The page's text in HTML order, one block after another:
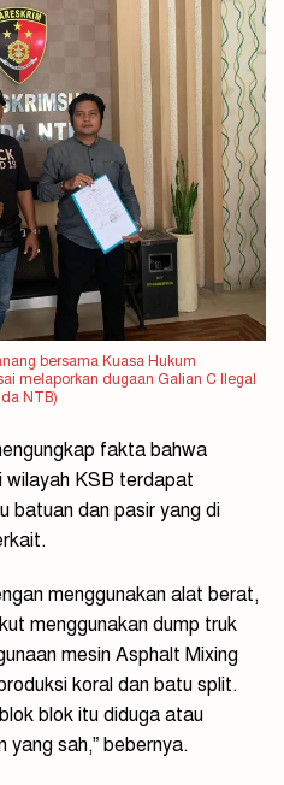
bersama Kuasa Hukum
melaporkan dugaan Galian C Ilegal
NTB)
fakta bahwa
wilayah KSB terdapat
batuan dan pasir yang di
menggunakan alat berat,
menggunakan dump truk
mesin Asphalt Mixing
koral dan batu split.
blok itu diduga atau
yang sah,” bebernya.